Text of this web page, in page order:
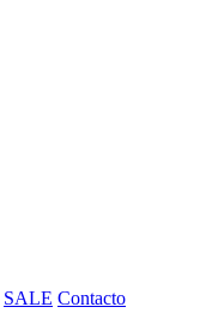
SALE Contacto